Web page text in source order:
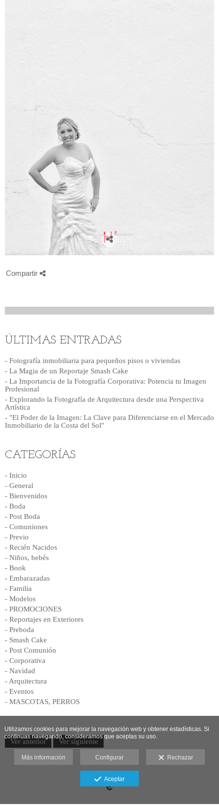
Compartir
ÚLTIMAS ENTRADAS
- Fotografía inmobiliaria para pequeños pisos o viviendas
- La Magia de un Reportaje Smash Cake
- La Importancia de la Fotografía Corporativa: Potencia tu Imagen
Profesional
- Explorando la Fotografía de Arquitectura desde una Perspectiva
Artística
- "El Poder de la Imagen: La Clave para Diferenciarse en el Mercado
Inmobiliario de la Costa del Sol"
CATEGORÍAS
- Inicio
- General
- Bienvenidos
- Boda
- Post Boda
- Comuniones
- Previo
- Recién Nacidos
- Niños, bebés
- Book
- Embarazadas
- Familia
- Modelos
- PROMOCIONES
- Reportajes en Exteriores
- Preboda
- Smash Cake
- Post Comunión
- Corporativa
- Navidad
- Arquitectura
- Eventos
- MASCOTAS, PERROS
Ver anterior Ver siguiente
Utilizamos cookies para mejorar la navegación web y obtener estadísticas. Si
continuas navegando, consideramos que aceptas su uso.
Más información Configurar Rechazar
Aceptar